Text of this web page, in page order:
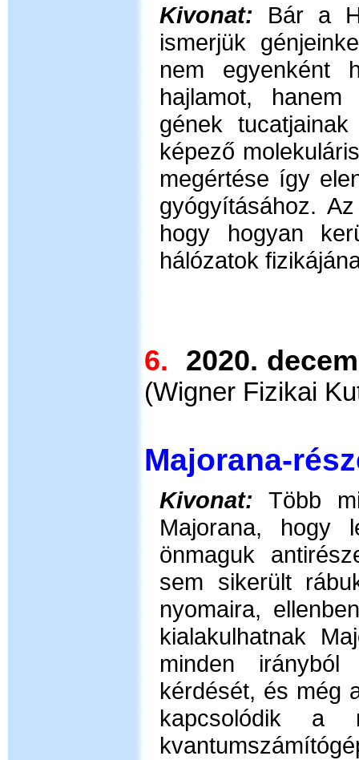
Kivonat:
Bár a
ismerjük
nem egyenként
hajlamot, hanem
gének
képező
megértése így
gyógyításához.
hogy hogyan
hálózatok
6. 2020.
(Wigner Fizikai
Majorana-
Kivonat:
Több
Majorana, hogy
önmaguk
sem sikerült
nyomaira,
kialakulhatnak
minden
kérdését, és még
kapcsolódik a